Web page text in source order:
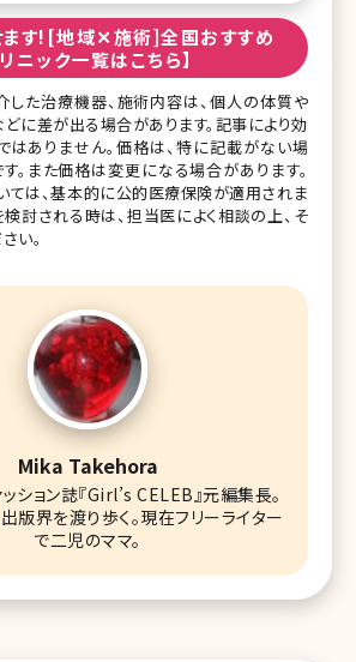
（小鼻）や鼻孔（鼻の穴）の皮膚を切除し
きさや幅を小さくしてバランスを整える手
は美しい鼻を作るための選択肢の一つです
ます![地域✕施術]全国おすすめ
ニック一覧はこちら】
した治療機器、施術内容は、個人の体質や
に差が出る場合があります。記事により効
はありません。価格は、特に記載がない場
。また価格は変更になる場合があります。
ては、基本的に公的医療保険が適用されま
討される時は、担当医によく相談の上、そ
い。
Mika Takehora
ション誌『Girl’s CELEB』元編集長。
版界を渡り歩く。現在フリーライター
で二児のママ。